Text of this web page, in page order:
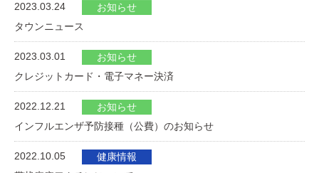
2023.03.24
お知らせ
タウンニュース
2023.03.01
お知らせ
クレジットカード・電子マネー決済
2022.12.21
お知らせ
インフルエンザ予防接種（公費）のお知らせ
2022.10.05
健康情報